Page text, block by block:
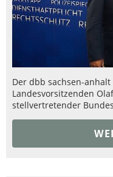
Der dbb sachsen-
Landesvorsitzenden
stellvertretender